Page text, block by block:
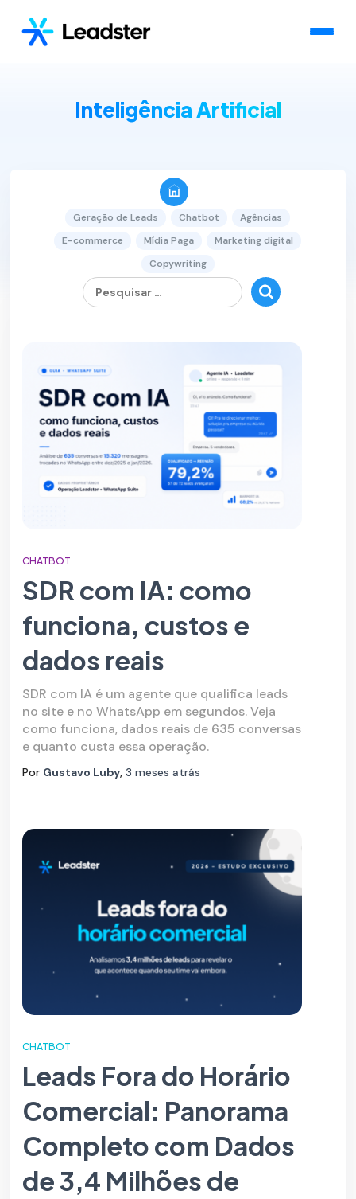
Inteligência Artificial
Geração de Leads Chatbot
Agências
E-commerce
Mídia Paga
Marketing digital
Copywriting
Pesquisar
por:
CHATBOT
SDR com IA: como
funciona, custos e
dados reais
SDR com IA é um agente que qualifica leads
no site e no WhatsApp em segundos. Veja
como funciona, dados reais de 635 conversas
e quanto custa essa operação.
Por Gustavo Luby,3 meses atrás
CHATBOT
Leads Fora do Horário
Comercial: Panorama
Completo com Dados
de 3,4 Milhões de